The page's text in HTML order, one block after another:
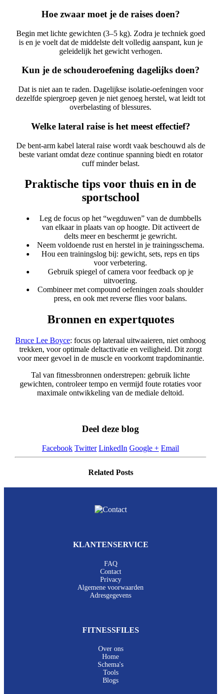
Hoe zwaar moet je de raises doen?
Begin met lichte gewichten (3–5 kg). Zodra je techniek goed
is en je voelt dat de middelste delt volledig aanspant, kun je
geleidelijk het gewicht verhogen.
Kun je de schouderoefening dagelijks doen?
Dat is niet aan te raden. Dagelijkse isolatie-oefeningen voor
dezelfde spiergroep geven je niet genoeg herstel, wat leidt tot
overbelasting of blessures.
Welke lateral raise is het meest effectief?
De bent‑arm kabel lateral raise wordt vaak beschouwd als de
beste variant omdat deze continue spanning biedt en rotator
cuff minder belast.
Praktische tips voor thuis en in de
sportschool
Leg de focus op het “wegduwen” van de dumbbells
van elkaar in plaats van op hoogte. Dit activeert de
delts meer en beschermt je gewricht.
Neem voldoende rust en herstel in je trainingsschema.
Hou een trainingslog bij: gewicht, sets, reps en tips
voor verbetering.
Gebruik spiegel of camera voor feedback op je
uitvoering.
Combineer met compound oefeningen zoals shoulder
press, en ook met reverse flies voor balans.
Bronnen en expertquotes
Bruce Lee Boyce: focus op lateraal uitwaaieren, niet omhoog
trekken, voor optimale deltactivatie en veiligheid. Dit zorgt
voor meer gevoel in de muscle en voorkomt trapdominantie.
Tal van fitnessbronnen onderstrepen: gebruik lichte
gewichten, controleer tempo en vermijd foute rotaties voor
maximale ontwikkeling van de mediale deltoid.
Deel deze blog
Facebook Twitter LinkedIn Google + Email
Related Posts
KLANTENSERVICE
FAQ
Contact
Privacy
Algemene voorwaarden
Adresgegevens
FITNESSFILES
Over ons
Home
Schema's
Tools
Blogs